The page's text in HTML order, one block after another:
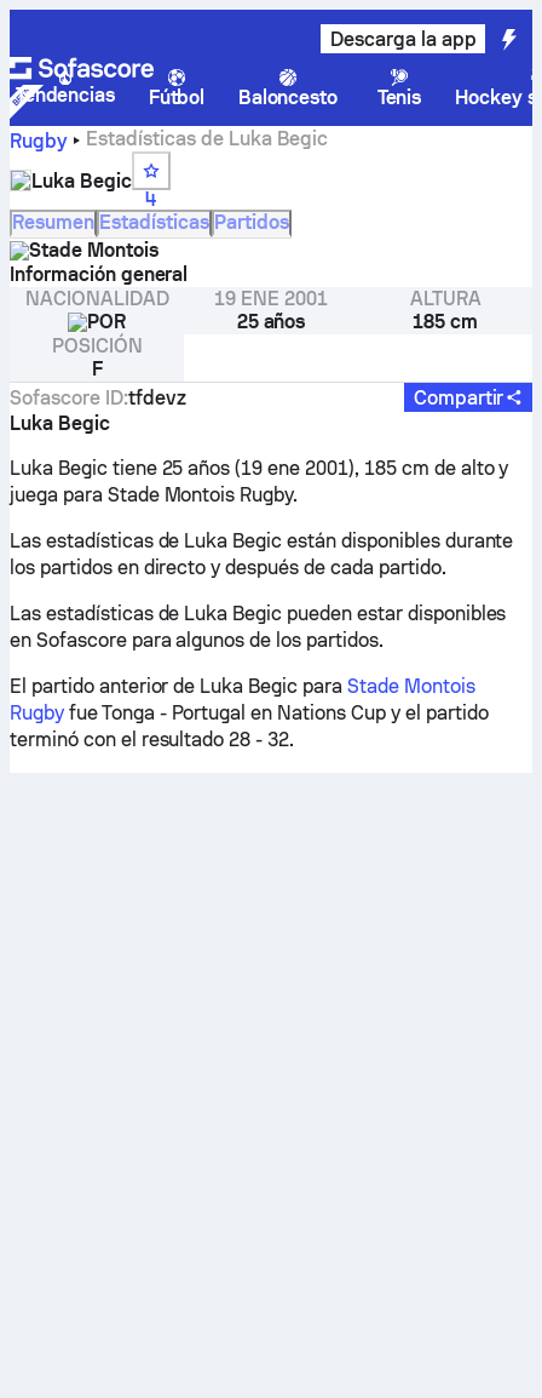
Descarga la app
Tendencias Fútbol Baloncesto Tenis
Hockey
Rugby
Estadísticas de Luka Begic
Luka Begic
4
Resumen Estadísticas Partidos
Stade Montois
Información general
NACIONALIDAD
POR
19 ENE 2001
25 años
ALTURA
185 cm
POSICIÓN
F
Sofascore ID:tfdevz
Compartir
Luka Begic
Luka Begic tiene 25 años (19 ene 2001), 185 cm de alto y
juega para Stade Montois Rugby.
Las estadísticas de Luka Begic están disponibles durante
los partidos en directo y después de cada partido.
Las estadísticas de Luka Begic pueden estar disponibles
en Sofascore para algunos de los partidos.
El partido anterior de Luka Begic para Stade Montois
Rugbyfue Tonga - Portugal en Nations Cup y el partido
terminó con el resultado 28 - 32.